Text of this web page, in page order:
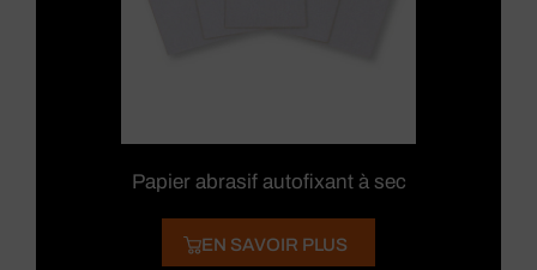
Papier abrasif autofixant à sec
EN SAVOIR PLUS